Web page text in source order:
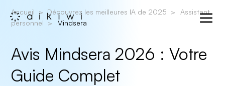
Accueil Découvrez les meilleures IA de 2025
Assistant
personnel
Mindsera
Avis Mindsera 2026 : Votre
Guide Complet